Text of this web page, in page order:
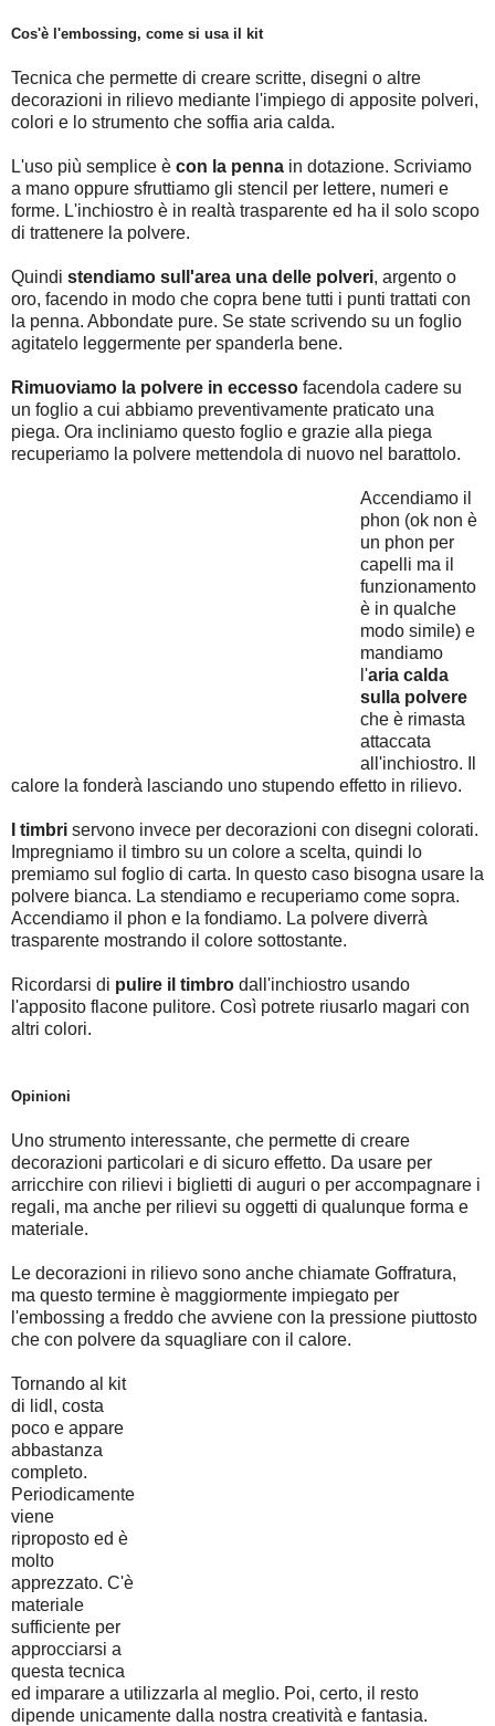
Cos'è l'embossing, come si usa il kit
Tecnica che permette di creare scritte, disegni o altre
decorazioni in rilievo mediante l'impiego di apposite polveri,
colori e lo strumento che soffia aria calda.
L'uso più semplice è con la penna in dotazione. Scriviamo
a mano oppure sfruttiamo gli stencil per lettere, numeri e
forme. L'inchiostro è in realtà trasparente ed ha il solo scopo
di trattenere la polvere.
Quindi stendiamo sull'area una delle polveri, argento o
oro, facendo in modo che copra bene tutti i punti trattati con
la penna. Abbondate pure. Se state scrivendo su un foglio
agitatelo leggermente per spanderla bene.
Rimuoviamo la polvere in eccesso facendola cadere su
un foglio a cui abbiamo preventivamente praticato una
piega. Ora incliniamo questo foglio e grazie alla piega
recuperiamo la polvere mettendola di nuovo nel barattolo.
Accendiamo il
phon (ok non è
un phon per
capelli ma il
funzionamento
è in qualche
modo simile) e
mandiamo
l'aria calda
sulla polvere
che è rimasta
attaccata
all'inchiostro. Il
calore la fonderà lasciando uno stupendo effetto in rilievo.
I timbri servono invece per decorazioni con disegni colorati.
Impregniamo il timbro su un colore a scelta, quindi lo
premiamo sul foglio di carta. In questo caso bisogna usare la
polvere bianca. La stendiamo e recuperiamo come sopra.
Accendiamo il phon e la fondiamo. La polvere diverrà
trasparente mostrando il colore sottostante.
Ricordarsi di pulire il timbro dall'inchiostro usando
l'apposito flacone pulitore. Così potrete riusarlo magari con
altri colori.
Opinioni
Uno strumento interessante, che permette di creare
decorazioni particolari e di sicuro effetto. Da usare per
arricchire con rilievi i biglietti di auguri o per accompagnare i
regali, ma anche per rilievi su oggetti di qualunque forma e
materiale.
Le decorazioni in rilievo sono anche chiamate Goffratura,
ma questo termine è maggiormente impiegato per
l'embossing a freddo che avviene con la pressione piuttosto
che con polvere da squagliare con il calore.
Tornando al kit
di lidl, costa
poco e appare
abbastanza
completo.
Periodicamente
viene
riproposto ed è
molto
apprezzato. C'è
materiale
sufficiente per
approcciarsi a
questa tecnica
ed imparare a utilizzarla al meglio. Poi, certo, il resto
dipende unicamente dalla nostra creatività e fantasia.